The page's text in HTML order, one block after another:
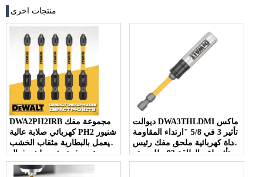
منتجات اخرى
DWA2PH2IRB مجموعة مفك
كهربائي صلابة عالية PH2 شنيور
يعمل بالبطارية مثقاب الخشب
عبر دفعة رئيس لشد فعال
ديوالت DWA3THLDMI ماكس
تأثير 3 في 5/8 "ارتداء المقاومة
أداة كهربائية ملحق مفك رئيس
تأثير لقم الطاقة 92 مللي متر